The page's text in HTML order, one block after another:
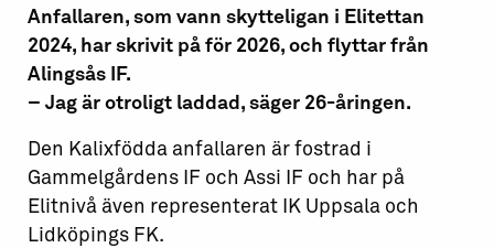
Anfallaren, som vann skytteligan i Elitettan
2024, har skrivit på för 2026, och flyttar från
Alingsås IF.
– Jag är otroligt laddad, säger 26-åringen.
Den Kalixfödda anfallaren är fostrad i
Gammelgårdens IF och Assi IF och har på
Elitnivå även representerat IK Uppsala och
Lidköpings FK.